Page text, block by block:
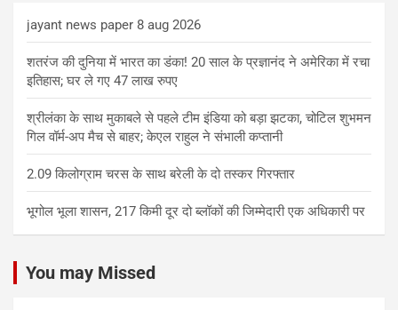
jayant news paper 8 aug 2026
शतरंज की दुनिया में भारत का डंका! 20 साल के प्रज्ञानंद ने अमेरिका में रचा
इतिहास; घर ले गए 47 लाख रुपए
श्रीलंका के साथ मुकाबले से पहले टीम इंडिया को बड़ा झटका, चोटिल शुभमन
गिल वॉर्म-अप मैच से बाहर; केएल राहुल ने संभाली कप्तानी
2.09 किलोग्राम चरस के साथ बरेली के दो तस्कर गिरफ्तार
भूगोल भूला शासन, 217 किमी दूर दो ब्लॉकों की जिम्मेदारी एक अधिकारी पर
You may Missed